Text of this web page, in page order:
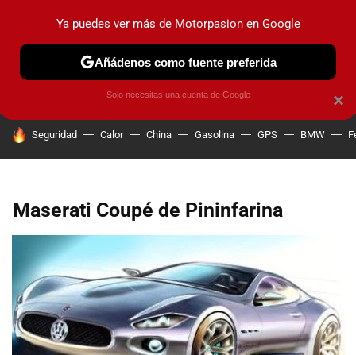
PRUEBAS COCHES ELÉCTRICOS OBSERVATORIO
HOY SE HABLA DE
Seguridad Calor China Gasolina GPS BMW
Maserati Coupé de Pininfarina
×
Ya puedes ver más de Motorpasion en Google
Añádenos como fuente preferida
Solo necesitas una cuenta de Google